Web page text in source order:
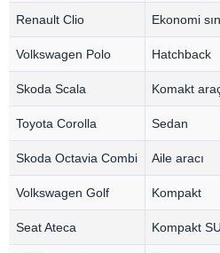
Renault Clio Ekonomi
Volkswagen Polo Hatchback
Skoda Scala Komakt
Toyota Corolla Sedan
Skoda Octavia Combi Aile aracı
Volkswagen Golf Kompakt
Seat Ateca Kompakt